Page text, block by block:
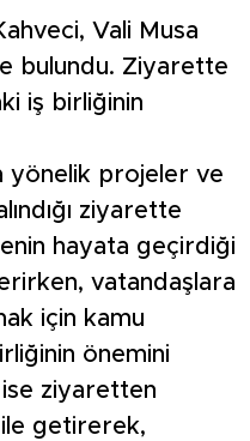
Vali Musa
bulundu. Ziyarette
iş birliğinin
yönelik projeler ve
ziyarette
hayata geçirdiği
vatandaşlara
için kamu
önemini
ise ziyaretten
getirerek,